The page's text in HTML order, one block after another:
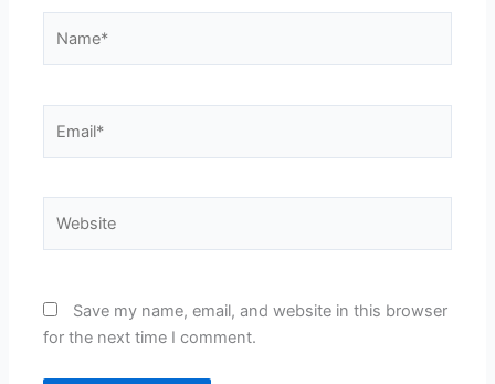
Save my name, email, and website in this browser
for the next time I comment.